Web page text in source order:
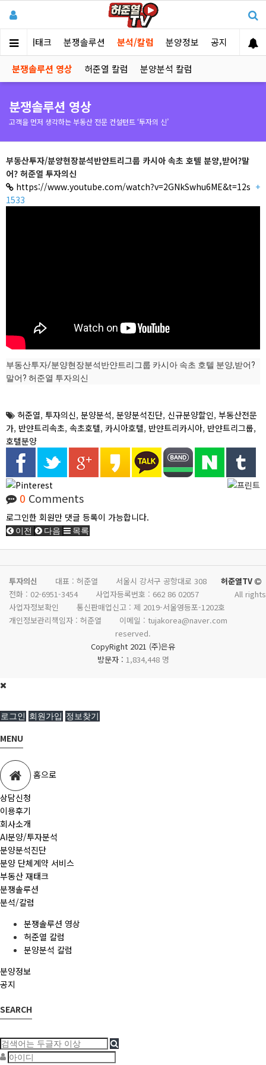
부동산 재태크 분쟁솔루션 분석/칼럼 분양정보 공지
분쟁솔루션 영상 허준열 칼럼 분양분석 칼럼
분쟁솔루션 영상
고객을 먼저 생각하는 부동산 전문 컨설턴트 ‘투자의 신’
부동산투자/분양현장분석반얀트리그룹 카시아 속초 호텔 분양,받어?말
어? 허준열 투자의신
https://www.youtube.com/watch?v=2GNkSwhu6ME&t=12s +
1533
부동산투자/분양현장분석반얀트리그룹 카시아 속초 호텔 분양,받어?
말어? 허준열 투자의신
허준열, 투자의신, 분양분석, 분양분석진단, 신규분양할인, 부동산전문
가, 반얀트리속초, 속초호텔, 카시아호텔, 반얀트리카시아, 반얀트리그룹,
호텔분양
0 Comments
로그인한 회원만 댓글 등록이 가능합니다.
이전 다음 목록
투자의신 대표 : 허준열
서울시 강서구 공항대로 308
전화 : 02-6951-3454 사업자등록번호 : 662 86 02057
사업자정보확인
통신판매업신고 : 제 2019-서울영등포-1202호
개인정보관리책임자 : 허준열
이메일 : tujakorea@naver.com
허준열TV
All rights
reserved.
CopyRight 2021 (주)은유
방문자 : 1,834,448 명
로그인 회원가입 정보찾기
MENU
홈으로
상담신청
이용후기
회사소개
AI분양/투자분석
분양분석진단
분양 단체계약 서비스
부동산 재태크
분쟁솔루션
분석/칼럼
분쟁솔루션 영상
허준열 칼럼
분양분석 칼럼
분양정보
공지
SEARCH